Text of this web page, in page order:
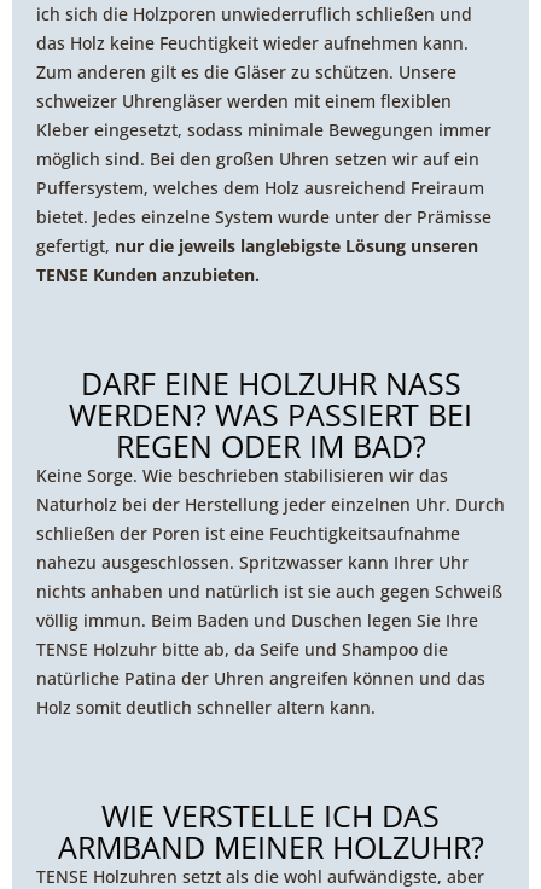
ich sich die Holzporen unwiederruflich schließen und
das Holz keine Feuchtigkeit wieder aufnehmen kann.
Zum anderen gilt es die Gläser zu schützen. Unsere
schweizer Uhrengläser werden mit einem flexiblen
Kleber eingesetzt, sodass minimale Bewegungen immer
möglich sind. Bei den großen Uhren setzen wir auf ein
Puffersystem, welches dem Holz ausreichend Freiraum
bietet. Jedes einzelne System wurde unter der Prämisse
gefertigt, nur die jeweils langlebigste Lösung unseren
TENSE Kunden anzubieten.
DARF EINE HOLZUHR NASS
WERDEN? WAS PASSIERT BEI
REGEN ODER IM BAD?
Keine Sorge. Wie beschrieben stabilisieren wir das
Naturholz bei der Herstellung jeder einzelnen Uhr. Durch
schließen der Poren ist eine Feuchtigkeitsaufnahme
nahezu ausgeschlossen. Spritzwasser kann Ihrer Uhr
nichts anhaben und natürlich ist sie auch gegen Schweiß
völlig immun. Beim Baden und Duschen legen Sie Ihre
TENSE Holzuhr bitte ab, da Seife und Shampoo die
natürliche Patina der Uhren angreifen können und das
Holz somit deutlich schneller altern kann.
WIE VERSTELLE ICH DAS
ARMBAND MEINER HOLZUHR?
TENSE Holzuhren setzt als die wohl aufwändigste, aber